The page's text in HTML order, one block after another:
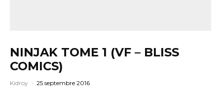
NINJAK TOME 1 (VF – BLISS
COMICS)
Kidroy · 25 septembre 2016